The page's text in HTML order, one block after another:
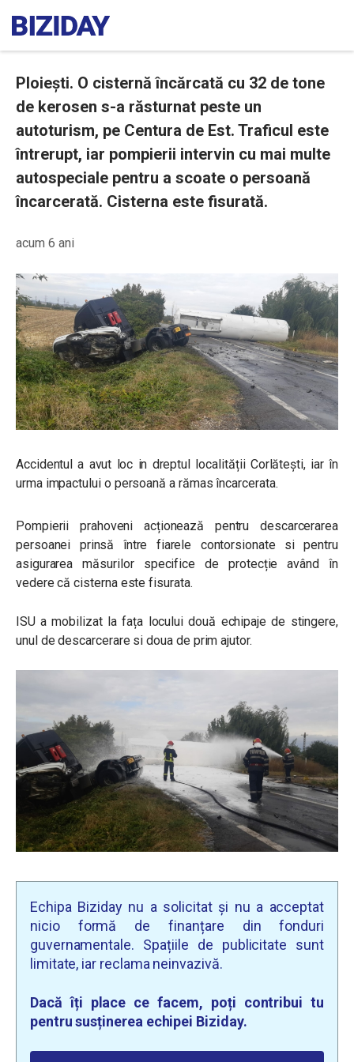
Ploiești. O cisternă încărcată cu 32 de tone
de kerosen s-a răsturnat peste un
autoturism, pe Centura de Est. Traficul este
întrerupt, iar pompierii intervin cu mai multe
autospeciale pentru a scoate o persoană
încarcerată. Cisterna este fisurată.
acum 6 ani
Accidentul a avut loc in dreptul localității Corlătești, iar în
urma impactului o persoană a rămas încarcerata.
Pompierii prahoveni acționează pentru descarcerarea
persoanei prinsă între fiarele contorsionate si pentru
asigurarea măsurilor specifice de protecție având în
vedere că cisterna este fisurata.
ISU a mobilizat la fața locului două echipaje de stingere,
unul de descarcerare si doua de prim ajutor.
Echipa Biziday nu a solicitat și nu a acceptat
nicio formă de finanțare din fonduri
guvernamentale. Spațiile de publicitate sunt
limitate, iar reclama neinvazivă.
Dacă îți place ce facem, poți contribui tu
pentru susținerea echipei Biziday.